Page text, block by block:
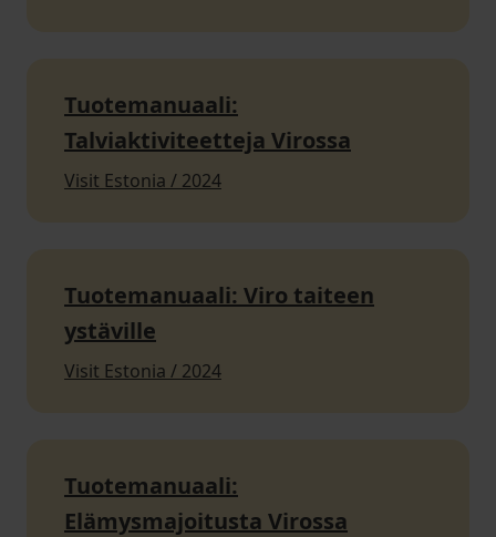
Tuotemanuaali:
Talviaktiviteetteja Virossa
Visit Estonia / 2024
Tuotemanuaali: Viro taiteen
ystäville
Visit Estonia / 2024
Tuotemanuaali:
Elämysmajoitusta Virossa